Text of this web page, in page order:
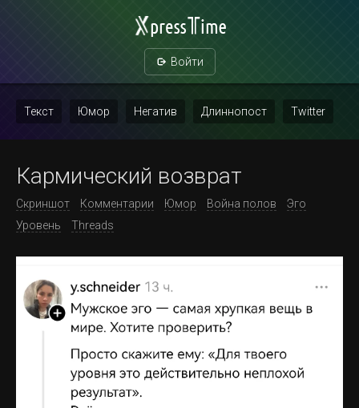
Войти
Текст Юмор Негатив Длиннопост Twitter
Повтор
Кармический возврат
Скриншот Комментарии Юмор Война полов
Эго
Уровень
Threads